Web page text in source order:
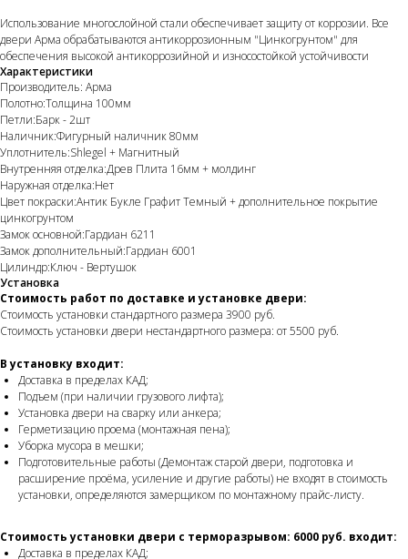
Использование многослойной стали обеспечивает защиту от коррозии. Все
двери Арма обрабатываются антикоррозионным "Цинкогрунтом" для
обеспечения высокой антикоррозийной и износостойкой устойчивости
Характеристики
Производитель: Арма
Полотно:Толщина 100мм
Петли:Барк - 2шт
Наличник:Фигурный наличник 80мм
Уплотнитель:Shlegel + Магнитный
Внутренняя отделка:Древ Плита 16мм + молдинг
Наружная отделка:Нет
Цвет покраски:Антик Букле Графит Темный + дополнительное покрытие
цинкогрунтом
Замок основной:Гардиан 6211
Замок дополнительный:Гардиан 6001
Цилиндр:Ключ - Вертушок
Установка
Стоимость работ по доставке и установке двери:
Стоимость установки стандартного размера 3900 руб.
Стоимость установки двери нестандартного размера: от 5500 руб.
В установку входит:
Доставка в пределах КАД;
Подъем (при наличии грузового лифта);
Установка двери на сварку или анкера;
Герметизацию проема (монтажная пена);
Уборка мусора в мешки;
Подготовительные работы (Демонтаж старой двери, подготовка и
расширение проёма, усиление и другие работы) не входят в стоимость
установки, определяются замерщиком по монтажному прайс-листу.
Стоимость установки двери с терморазрывом: 6000 руб. входит:
Доставка в пределах КАД;